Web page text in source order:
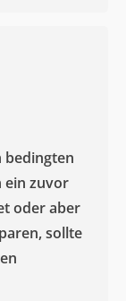
bedingten
ein zuvor
oder aber
sollte